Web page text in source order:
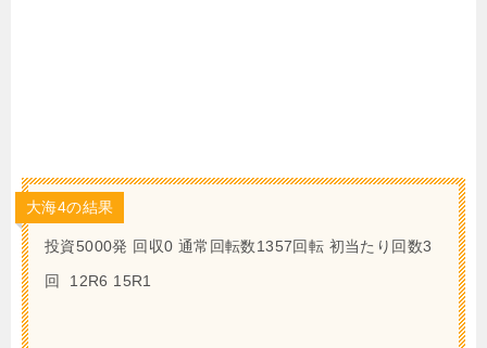
大海4の結果
投資5000発 回収0 通常回転数1357回転 初当たり回数3
回 12R6 15R1